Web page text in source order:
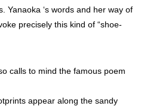
Yanaoka ‘s words and her way of
precisely this kind of “shoe-
calls to mind the famous poem
appear along the sandy